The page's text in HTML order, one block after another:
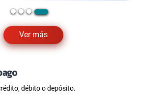
Ver más
débito o depósito.